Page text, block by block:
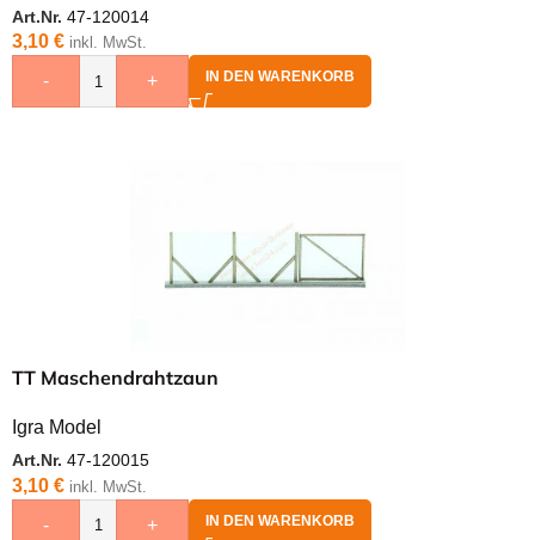
Art.Nr. 47-120014
3,10 € inkl. MwSt.
- + IN DEN WARENKORB
TT Maschendrahtzaun
Igra Model
Art.Nr. 47-120015
3,10 € inkl. MwSt.
- + IN DEN WARENKORB